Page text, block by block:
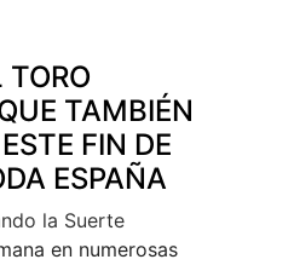
TORO
TAMBIÉN
FIN DE
ESPAÑA
la Suerte
en numerosas